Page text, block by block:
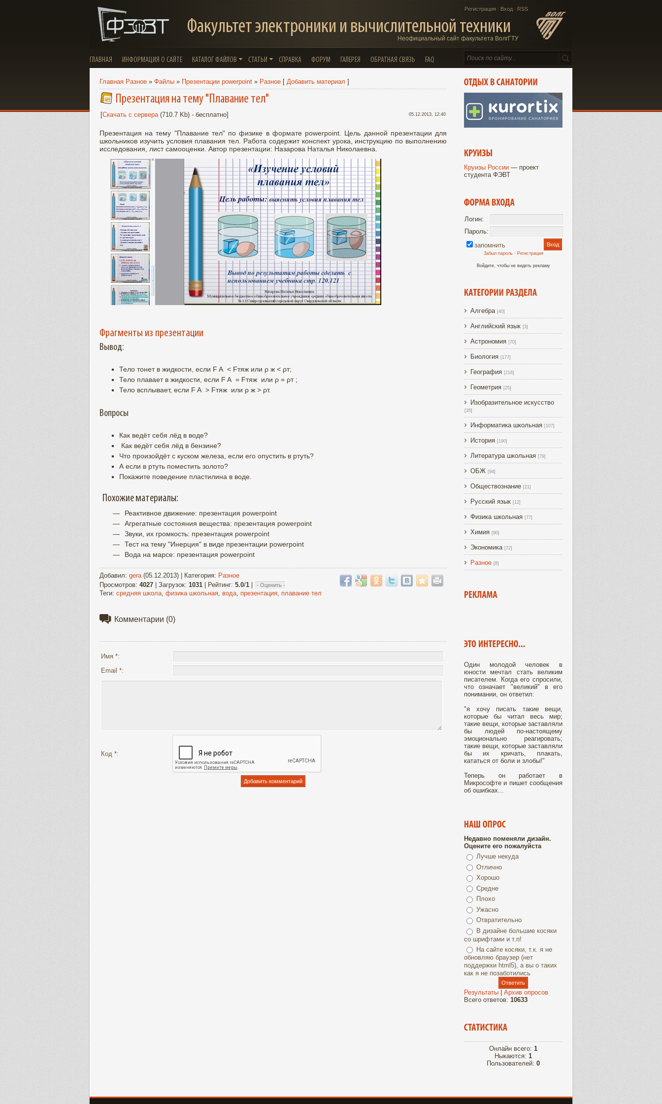
Регистрация / Вход / RSS
Факультет электроники и вычислительной техники
Неофициальный сайт факультета ВолгГТУ
ГЛАВНАЯ ИНФОРМАЦИЯ О САЙТЕ КАТАЛОГ ФАЙЛОВ СТАТЬИ СПРАВКА ФОРУМ ГАЛЕРЕЯ ОБРАТНАЯ СВЯЗЬ FAQ
Главная Разное » Файлы » Презентации powerpoint » Разное [ Добавить материал ]
Презентация на тему "Плавание тел"
[Скачать с сервера(710.7 Kb) - бесплатно] 05.12.2013, 12:40
Презентация на тему "Плавание тел" по физике в формате powerpoint. Цель данной презентации для
школьников изучить условия плавания тел. Работа содержит конспект урока, инструкцию по выполнению
исследования, лист самооценки. Автор презентации: Назарова Наталья Николаевна.
Фрагменты из презентации
Вывод:
Тело тонет в жидкости, если F A < Fтяж или ρ ж < ρт;
Тело плавает в жидкости, если F A = Fтяж или ρ = ρт ;
Тело всплывает, если F A > Fтяж или ρ ж > ρт.
Вопросы
Как ведёт себя лёд в воде?
Как ведёт себя лёд в бензине?
Что произойдёт с куском железа, если его опустить в ртуть?
А если в ртуть поместить золото?
Покажите поведение пластилина в воде.
Похожие материалы:
Реактивное движение: презентация powerpoint
Агрегатные состояния вещества: презентация powerpoint
Звуки, их громкость: презентация powerpoint
Тест на тему "Инерция" в виде презентации powerpoint
Вода на марсе: презентация powerpoint
Добавил: gera (05.12.2013) | Категория: Разное
Просмотров: 4027 | Загрузок: 1031 | Рейтинг: 5.0/1 |
Теги: средняя школа физика школьная вода презентация плавание тел
Комментарии (0)
Имя *:
Email *:
Код *:
Круизы России — проект
студента ФЭВТ
Логин:
Пароль:
запомнить
Забыл пароль· Регистрация
Войдите, чтобы не видеть рекламу
Алгебра [40]
Английский язык [3]
Астрономия [70]
Биология [177]
География [216]
Геометрия [25]
Изобразительное искусство
[35]
Информатика школьная [107]
История [190]
Литература школьная [79]
ОБЖ [94]
Обществознание [21]
Русский язык [12]
Физика школьная [77]
Химия [90]
Экономика [72]
Разное [8]
Один молодой человек в
юности мечтал стать великим
писателем. Когда его спросили,
что означает "великий" в его
понимании, он ответил:
"я хочу писать такие вещи,
которые бы читал весь мир;
такие вещи, которые заставляли
бы людей по-настоящему
эмоционально реагировать;
такие вещи, которые заставляли
бы их кричать, плакать,
кататься от боли и злобы!"
Теперь он работает в
Микрософте и пишет сообщения
об ошибках...
Недавно поменяли дизайн.
Оцените его пожалуйста
Лучше некуда
Отлично
Хорошо
Средне
Плохо
Ужасно
Отвратительно
В дизайне большие косяки
со шрифтами и т.п!
На сайте косяки, т.к. я не
обновляю браузер (нет
поддержки html5), а вы о таких
как я не позаботились
Результаты
Архив опросов
Всего ответов: 10633
Онлайн всего: 1
Ныкаются: 1
Пользователей: 0